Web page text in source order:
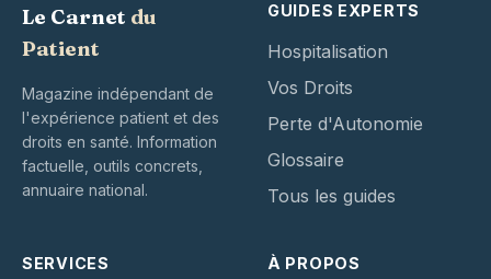
Le Carnet du
Patient
Magazine indépendant de
l'expérience patient et des
droits en santé. Information
factuelle, outils concrets,
annuaire national.
GUIDES EXPERTS
Hospitalisation
Vos Droits
Perte d'Autonomie
Glossaire
Tous les guides
SERVICES À PROPOS